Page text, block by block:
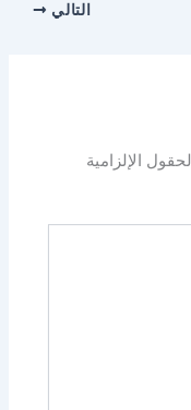
التالي
الإلزامية